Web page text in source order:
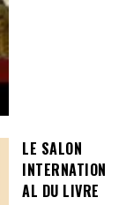
LE SALON
INTERNATION
AL DU LIVRE